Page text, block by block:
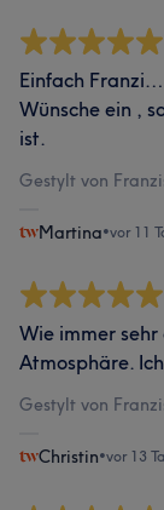
Einfach
Wünsche ein ,
ist.
Gestylt von
Martina•vor 11
Wie immer
Atmosphäre.
Gestylt von
Christin•vor 13